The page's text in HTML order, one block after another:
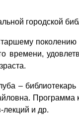
городской
поколению
времени,
–
Программа
и др.